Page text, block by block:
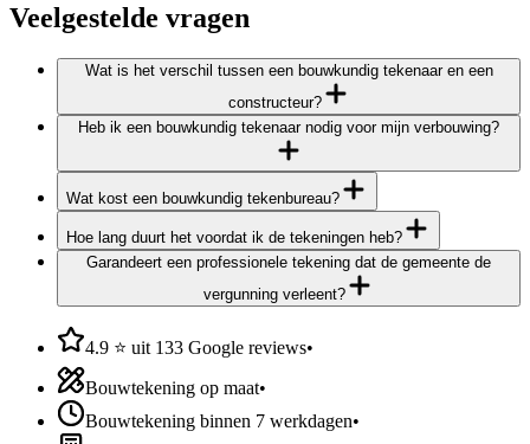
Veelgestelde vragen
Wat is het verschil tussen een bouwkundig tekenaar en een
constructeur?
Heb ik een bouwkundig tekenaar nodig voor mijn verbouwing?
Wat kost een bouwkundig tekenbureau?
Hoe lang duurt het voordat ik de tekeningen heb?
Garandeert een professionele tekening dat de gemeente de
vergunning verleent?
4.9 ⭐ uit 133 Google reviews•
Bouwtekening op maat•
Bouwtekening binnen 7 werkdagen•